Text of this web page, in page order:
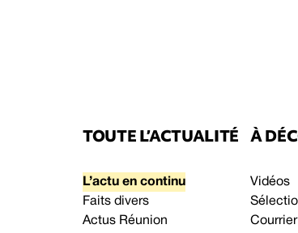
TOUTE L’ACTUALITÉ
L’actu en continu
Faits divers
Actus Réunion
À
Vidéos